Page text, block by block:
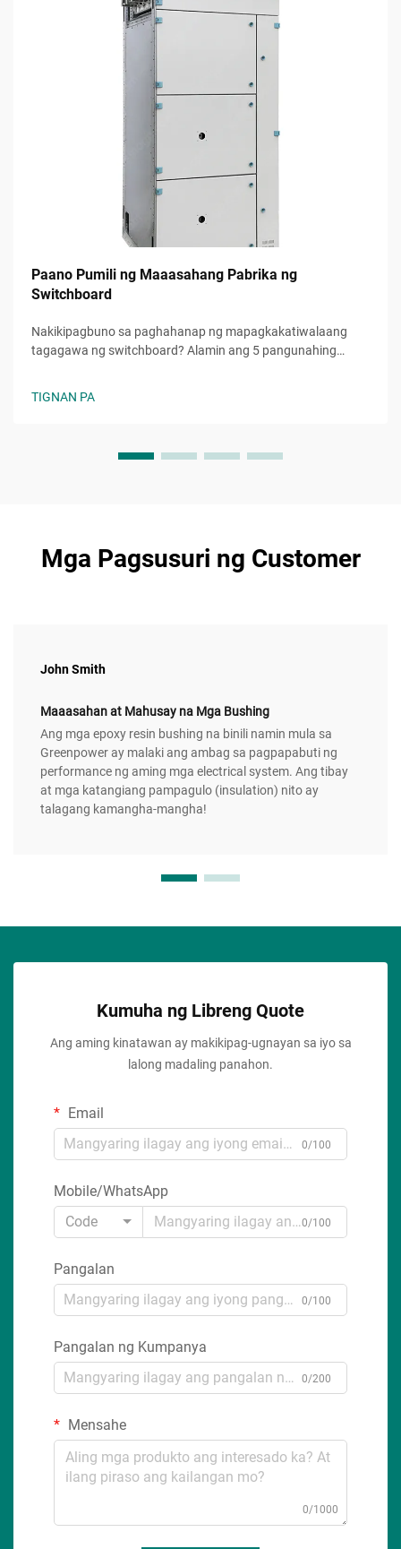
Paano Pumili ng Maaasahang Pabrika ng
Switchboard
Nakikipagbuno sa paghahanap ng mapagkakatiwalaang
tagagawa ng switchboard? Alamin ang 5 pangunahing
TIGNAN PA
Mga Pagsusuri ng Customer
John Smith
Maaasahan at Mahusay na Mga Bushing
Ang mga epoxy resin bushing na binili namin mula sa
Greenpower ay malaki ang ambag sa pagpapabuti ng
performance ng aming mga electrical system. Ang tibay
at mga katangiang pampagulo (insulation) nito ay
talagang kamangha-mangha!
Kumuha ng Libreng Quote
Ang aming kinatawan ay makikipag-ugnayan sa iyo sa
lalong madaling panahon.
Email
0/100
Mobile/WhatsApp
Code
0/100
Pangalan
0/100
Pangalan ng Kumpanya
0/200
Mensahe
0/1000